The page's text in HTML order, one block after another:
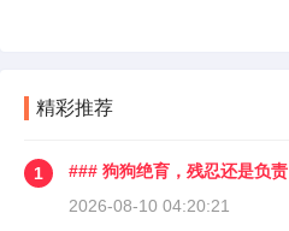
精彩推荐
1
### 狗狗绝育，残忍还是负责
2026-08-10 04:20:21